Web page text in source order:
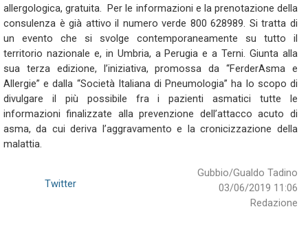
allergologica, gratuita. Per le informazioni e la prenotazione della
consulenza è già attivo il numero verde 800 628989. Si tratta di
un evento che si svolge contemporaneamente su tutto il
territorio nazionale e, in Umbria, a Perugia e a Terni. Giunta alla
sua terza edizione, l’iniziativa, promossa da “FerderAsma e
Allergie” e dalla “Società Italiana di Pneumologia” ha lo scopo di
divulgare il più possibile fra i pazienti asmatici tutte le
informazioni finalizzate alla prevenzione dell’attacco acuto di
asma, da cui deriva l’aggravamento e la cronicizzazione della
malattia.
Gubbio/Gualdo Tadino
03/06/2019 11:06
Redazione
Twitter